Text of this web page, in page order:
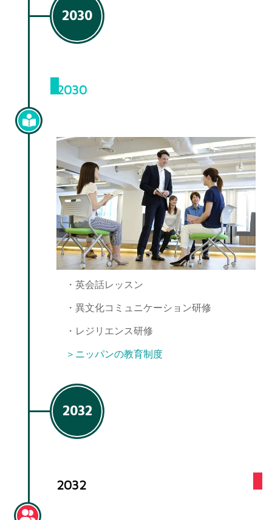
2030
2030
・英会話レッスン
・異文化コミュニケーション研修
・レジリエンス研修
＞ニッパンの教育制度
2032
2032